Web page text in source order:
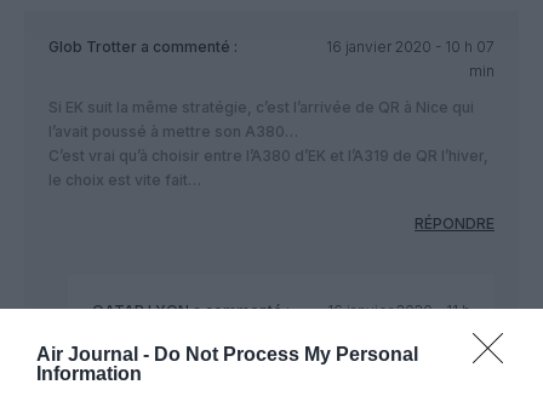
Air Journal - Do Not Process My Personal
Information
Glob Trotter a commenté :
16 janvier 2020 - 10 h 07
min
Si EK suit la même stratégie, c’est l’arrivée de QR à Nice qui
l’avait poussé à mettre son A380…
C’est vrai qu’à choisir entre l’A380 d’EK et l’A319 de QR l’hiver,
le choix est vite fait…
RÉPONDRE
QATAR LYONa commenté :
16 janvier 2020 - 11 h
C’est peut être votre choix qui se comprend par